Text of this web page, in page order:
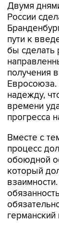
Двумя
России
пути к
бы сделать
получения
надежду,
времени
прогресса
Вместе с
процесс
обоюдной
который
германский